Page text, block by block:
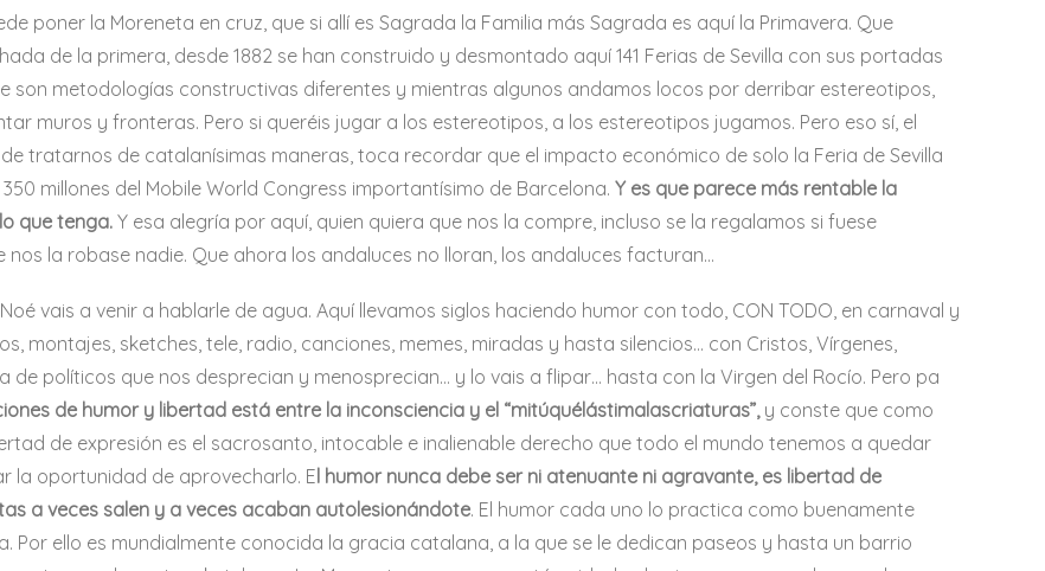
poner la Moreneta en cruz, que si allí es Sagrada la Familia más Sagrada es aquí la Primavera. Que
de la primera, desde 1882 se han construido y desmontado aquí 141 Ferias de Sevilla con sus portadas
son metodologías constructivas diferentes y mientras algunos andamos locos por derribar estereotipos,
muros y fronteras. Pero si queréis jugar a los estereotipos, a los estereotipos jugamos. Pero eso sí, el
tratarnos de catalanísimas maneras, toca recordar que el impacto económico de solo la Feria de Sevilla
millones del Mobile World Congress importantísimo de Barcelona. Y es que parece más rentable la
que tenga.Y esa alegría por aquí, quien quiera que nos la compre, incluso se la regalamos si fuese
la robase nadie. Que ahora los andaluces no lloran, los andaluces facturan…
vais a venir a hablarle de agua. Aquí llevamos siglos haciendo humor con todo, CON TODO, en carnaval y
montajes, sketches, tele, radio, canciones, memes, miradas y hasta silencios… con Cristos, Vírgenes,
de políticos que nos desprecian y menosprecian… y lo vais a flipar… hasta con la Virgen del Rocío. Pero pa
de humor y libertad está entre la inconsciencia y el “mitúquélástimalascriaturas”,y conste que como
de expresión es el sacrosanto, intocable e inalienable derecho que todo el mundo tenemos a quedar
la oportunidad de aprovecharlo. El humor nunca debe ser ni atenuante ni agravante, es libertad de
a veces salen y a veces acaban autolesionándote. El humor cada uno lo practica como buenamente
Por ello es mundialmente conocida la gracia catalana, a la que se le dedican paseos y hasta un barrio